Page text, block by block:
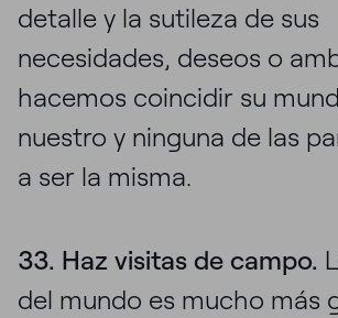
detalle y la sutileza de sus
necesidades, deseos o
hacemos coincidir su
nuestro y ninguna de las
a ser la misma.
33. Haz visitas de campo.
del mundo es mucho más